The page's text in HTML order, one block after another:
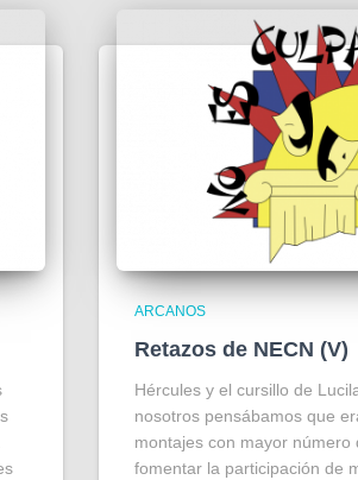
ARCANOS
Retazos de NECN (V)
Hércules y el cursillo de
nosotros pensábamos que
montajes con mayor número
fomentar la participación de